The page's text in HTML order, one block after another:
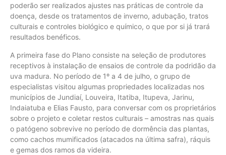
poderão ser realizados ajustes nas práticas de controle da
doença, desde os tratamentos de inverno, adubação, tratos
culturais e controles biológico e químico, o que por si já trará
resultados benéficos.
A primeira fase do Plano consiste na seleção de produtores
receptivos à instalação de ensaios de controle da podridão da
uva madura. No período de 1º a 4 de julho, o grupo de
especialistas visitou algumas propriedades localizadas nos
municípios de Jundiaí, Louveira, Itatiba, Itupeva, Jarinu,
Indaiatuba e Elias Fausto, para conversar com os proprietários
sobre o projeto e coletar restos culturais – amostras nas quais
o patógeno sobrevive no período de dormência das plantas,
como cachos mumificados (atacados na última safra), ráquis
e gemas dos ramos da videira.